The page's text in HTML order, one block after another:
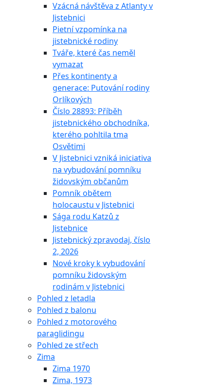
Vzácná návštěva z Atlanty v
Jistebnici
Pietní vzpomínka na
jistebnické rodiny
Tváře, které čas neměl
vymazat
Přes kontinenty a
generace: Putování rodiny
Orlíkových
Číslo 28893: Příběh
jistebnického obchodníka,
kterého pohltila tma
Osvětimi
V Jistebnici vzniká iniciativa
na vybudování pomníku
židovským občanům
Pomník obětem
holocaustu v Jistebnici
Sága rodu Katzů z
Jistebnice
Jistebnický zpravodaj, číslo
2, 2026
Nové kroky k vybudování
pomníku židovským
rodinám v Jistebnici
Pohled z letadla
Pohled z balonu
Pohled z motorového
paraglidingu
Pohled ze střech
Zima
Zima 1970
Zima, 1973